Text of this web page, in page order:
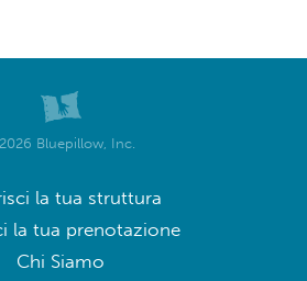
Bluepillow, Inc.
la tua struttura
la tua prenotazione
Chi Siamo